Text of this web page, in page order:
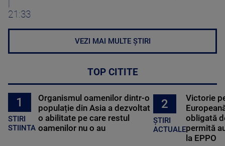
21:33
VEZI MAI MULTE ȘTIRI
TOP CITITE
1
STIRI
STIINTA
Organismul oamenilor dintr-o
populație din Asia a dezvoltat
o abilitate pe care restul
oamenilor nu o au
2
ȘTIRI
ACTUALE
Victorie
obligată
permită
la EPPO